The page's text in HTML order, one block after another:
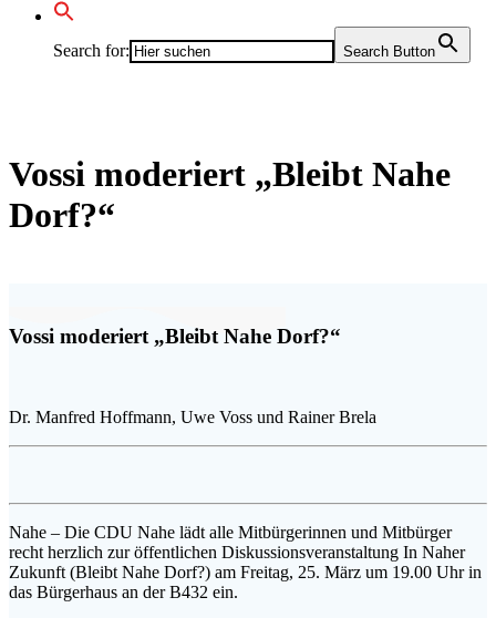
Search for: Search Button
Vossi moderiert „Bleibt Nahe
Dorf?“
Vossi moderiert „Bleibt Nahe Dorf?“
Dr. Manfred Hoffmann, Uwe Voss und Rainer Brela
Nahe – Die CDU Nahe lädt alle Mitbürgerinnen und Mitbürger
recht herzlich zur öffentlichen Diskussionsveranstaltung In Naher
Zukunft (Bleibt Nahe Dorf?) am Freitag, 25. März um 19.00 Uhr in
das Bürgerhaus an der B432 ein.